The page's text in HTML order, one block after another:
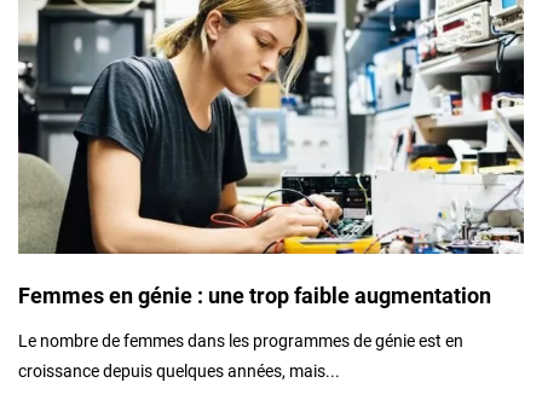
Femmes en génie : une trop faible augmentation
Le nombre de femmes dans les programmes de génie est en
croissance depuis quelques années, mais...